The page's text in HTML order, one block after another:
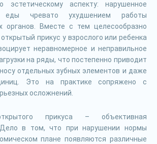
эстетическому аспекту: нарушенное
еды чревато ухудшением работы
органов. Вместе с тем целесообразно
прикус у взрослого или ребенка
неравномерное и неправильное
на ряды, что постепенно приводит
отдельных зубных элементов и даже
Это на практике сопряжено с
осложнений.
прикуса – объективная
Дело в том, что при нарушении нормы
плане появляются различные